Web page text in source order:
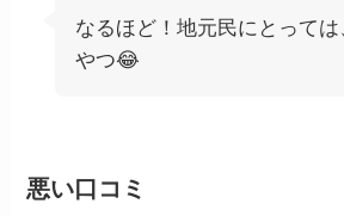
なるほど！地元民にとって
やつ😂
悪い口コミ